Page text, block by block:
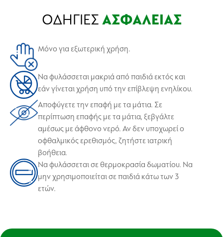
ΟΔΗΓΙΕΣ ΑΣΦΑΛΕΙΑΣ
Μόνο για εξωτερική χρήση.
Να φυλάσσεται μακριά από παιδιά εκτός και
εάν γίνεται χρήση υπό την επίβλεψη ενηλίκου.
Αποφύγετε την επαφή με τα μάτια. Σε
περίπτωση επαφής με τα μάτια, ξεβγάλτε
αμέσως με άφθονο νερό. Αν δεν υποχωρεί ο
οφθαλμικός ερεθισμός, ζητήστε ιατρική
βοήθεια.
Να φυλάσσεται σε θερμοκρασία δωματίου. Να
μην χρησιμοποιείται σε παιδιά κάτω των 3
ετών.